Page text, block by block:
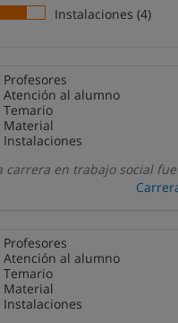
Instalaciones (4)
Profesores
Atención al alumno
Temario
Material
Instalaciones
carrera en trabajo social
Profesores
Atención al alumno
Temario
Material
Instalaciones